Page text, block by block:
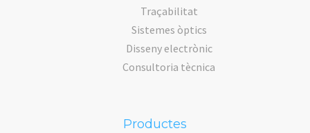
Traçabilitat
Sistemes òptics
Disseny electrònic
Consultoria tècnica
Productes